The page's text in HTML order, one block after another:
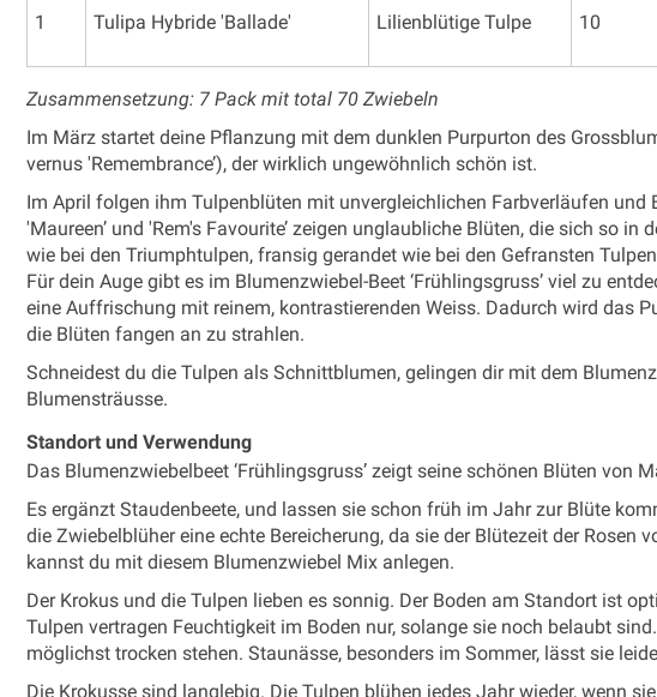
1 Tulipa Hybride 'Ballade' Lilienblütige Tulpe 10
Zusammensetzung: 7 Pack mit total 70 Zwiebeln
Im März startet deine Pflanzung mit dem dunklen Purpurton des
vernus 'Remembrance’), der wirklich ungewöhnlich schön ist.
Im April folgen ihm Tulpenblüten mit unvergleichlichen Farbverläufen und
'Maureen’ und 'Rem's Favourite’ zeigen unglaubliche Blüten, die sich so
wie bei den Triumphtulpen, fransig gerandet wie bei den Gefransten
Für dein Auge gibt es im Blumenzwiebel-Beet ‘Frühlingsgruss’ viel zu
eine Auffrischung mit reinem, kontrastierenden Weiss. Dadurch wird das
die Blüten fangen an zu strahlen.
Schneidest du die Tulpen als Schnittblumen, gelingen dir mit dem
Blumensträusse.
Standort und Verwendung
Das Blumenzwiebelbeet ‘Frühlingsgruss’ zeigt seine schönen Blüten von
Es ergänzt Staudenbeete, und lassen sie schon früh im Jahr zur Blüte
die Zwiebelblüher eine echte Bereicherung, da sie der Blütezeit der Rosen
kannst du mit diesem Blumenzwiebel Mix anlegen.
Der Krokus und die Tulpen lieben es sonnig. Der Boden am Standort ist
Tulpen vertragen Feuchtigkeit im Boden nur, solange sie noch belaubt
möglichst trocken stehen. Staunässe, besonders im Sommer, lässt sie
Die Krokusse sind langlebig. Die Tulpen blühen jedes Jahr wieder, wenn